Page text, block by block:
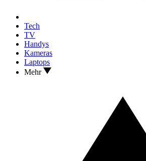
Tech
TV
Handys
Kameras
Laptops
Mehr